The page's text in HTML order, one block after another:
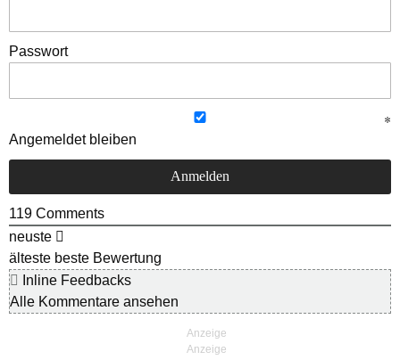
Passwort
Angemeldet bleiben
119 Comments
neuste
älteste beste Bewertung
Inline Feedbacks
Alle Kommentare ansehen